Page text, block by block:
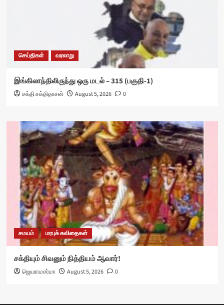
செய்திகள் வரலாறு
இங்கிலாந்திலிருந்து ஒரு மடல் – 315 (பகுதி-1)
சக்தி சக்திதாசன் August 5, 2026 0
சமயம் மரபுக் கவிதைகள்
சக்தியும் சிவனும் நித்தியம் ஆவார்!
ஜெயராமசர்மா August 5, 2026 0